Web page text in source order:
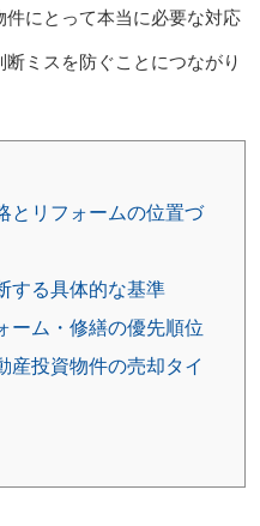
にとって本当に必要な対応
ミスを防ぐことにつながり
とリフォームの位置づ
する具体的な基準
ーム・修繕の優先順位
産投資物件の売却タイ